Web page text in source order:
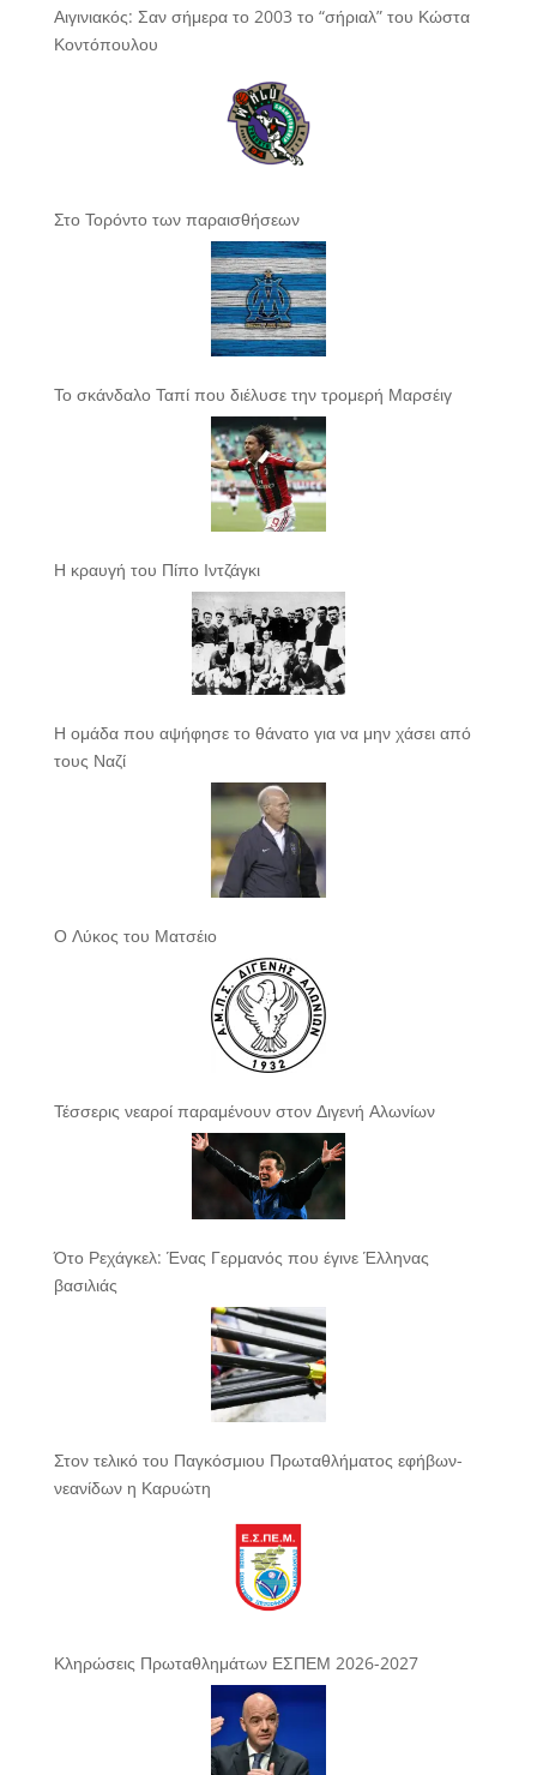
Αιγινιακός: Σαν σήμερα το 2003 το “σήριαλ” του Κώστα
Κοντόπουλου
Στο Τορόντο των παραισθήσεων
Το σκάνδαλο Ταπί που διέλυσε την τρομερή Μαρσέιγ
Η κραυγή του Πίπο Ιντζάγκι
Η ομάδα που αψήφησε το θάνατο για να μην χάσει από
τους Ναζί
Ο Λύκος του Ματσέιο
Τέσσερις νεαροί παραμένουν στον Διγενή Αλωνίων
Ότο Ρεχάγκελ: Ένας Γερμανός που έγινε Έλληνας
βασιλιάς
Στον τελικό του Παγκόσμιου Πρωταθλήματος εφήβων-
νεανίδων η Καρυώτη
Κληρώσεις Πρωταθλημάτων ΕΣΠΕΜ 2026-2027